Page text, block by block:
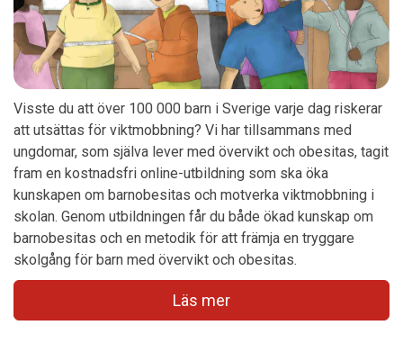
Visste du att över 100 000 barn i Sverige varje dag riskerar
att utsättas för viktmobbning? Vi har tillsammans med
ungdomar, som själva lever med övervikt och obesitas, tagit
fram en kostnadsfri online-utbildning som ska öka
kunskapen om barnobesitas och motverka viktmobbning i
skolan. Genom utbildningen får du både ökad kunskap om
barnobesitas och en metodik för att främja en tryggare
skolgång för barn med övervikt och obesitas.
Läs mer